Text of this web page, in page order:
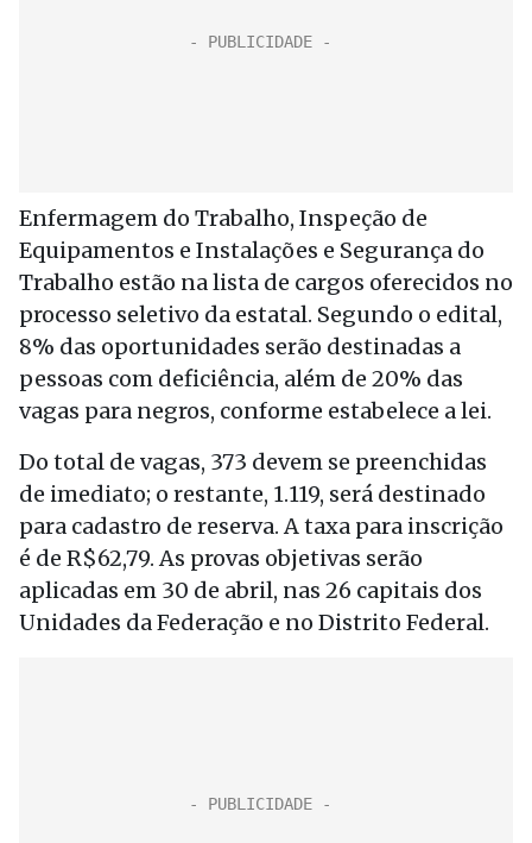
Enfermagem do Trabalho, Inspeção de
Equipamentos e Instalações e Segurança do
Trabalho estão na lista de cargos oferecidos no
processo seletivo da estatal. Segundo o edital,
8% das oportunidades serão destinadas a
pessoas com deficiência, além de 20% das
vagas para negros, conforme estabelece a lei.
Do total de vagas, 373 devem se preenchidas
de imediato; o restante, 1.119, será destinado
para cadastro de reserva. A taxa para inscrição
é de R$62,79. As provas objetivas serão
aplicadas em 30 de abril, nas 26 capitais dos
Unidades da Federação e no Distrito Federal.